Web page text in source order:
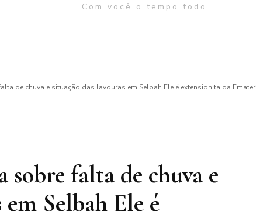
Com você o tempo todo
de chuva e situação das lavouras em Selbah Ele é extensionita da Emater
sobre falta de chuva e
Selbah Ele é